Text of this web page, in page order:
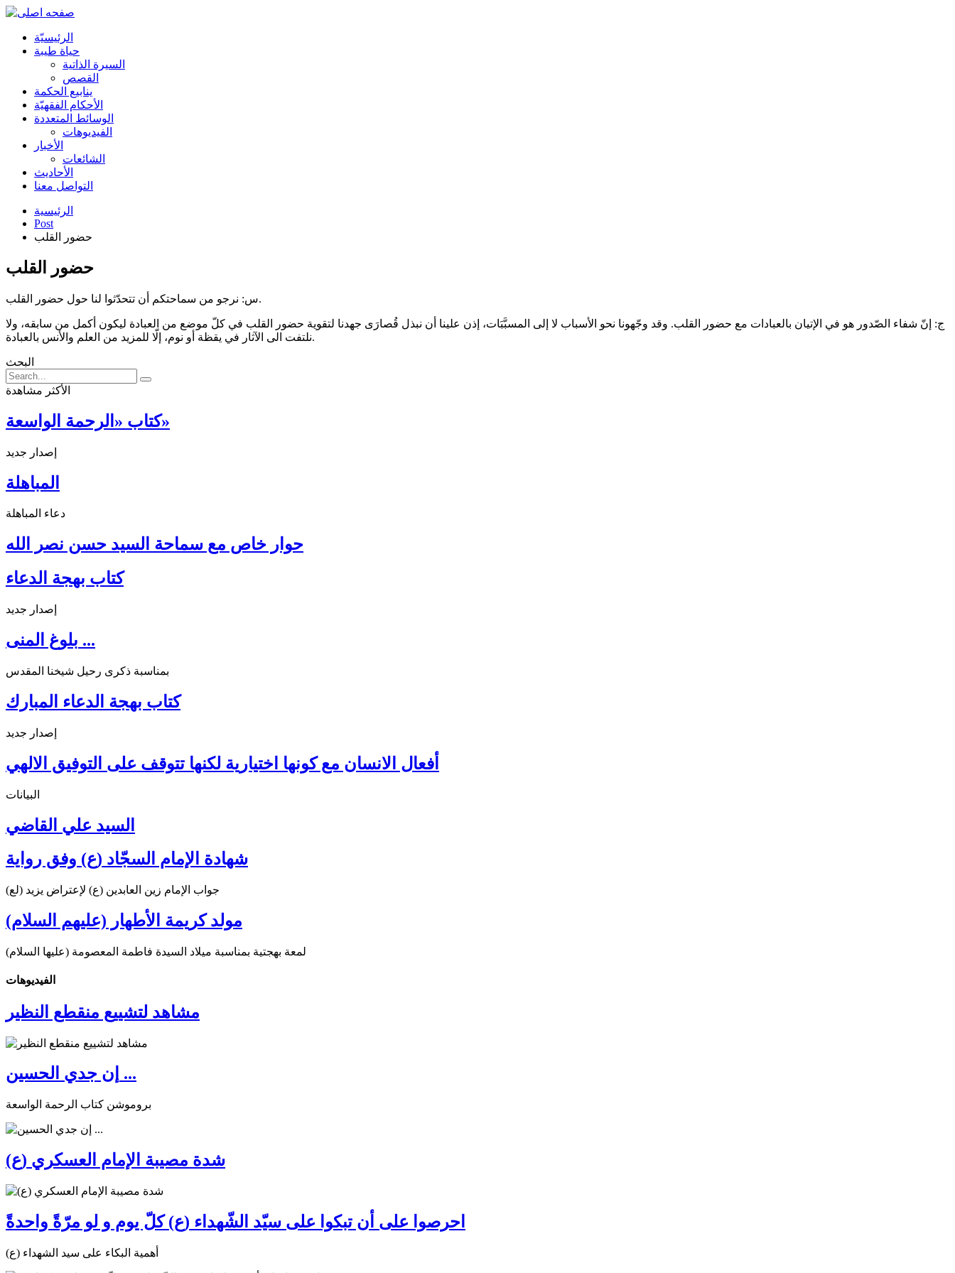
الرئیسیّة
حياة طيبة
السيرة الذاتية
القصص
ينابيع الحكمة
الأحکام الفقهیّة
الوسائط المتعددة
الفیدیوهات
الأخبار
الشائعات
الأحادیث
التواصل معنا
الرئيسية
Post
حضور القلب
حضور القلب
س: نرجو من سماحتكم أن تتحدّثوا لنا حول حضور القلب.
ج: إنّ شفاء الصّدور هو في الإتيان بالعبادات مع حضور القلب. وقد وجّهونا نحو الأسباب لا إلى المسبَّبَات، إذن علينا أن نبذل قُصارَى جهدنا لتقوية حضور القلب في كلّ موضع من العبادة ليكون أكمل من سابقه، ولا
نلتفت الى الآثار في يقظة أو نوم، إلّا للمزيد من العلم والأنس بالعبادة.
البحث
الأكثر مشاهدة
كتاب «الرحمة الواسعة»
إصدار جديد
المباهلة
دعاء المباهلة
حوار خاص مع سماحة السيد حسن نصر الله
كتاب بهجة الدعاء
إصدار جديد
بلوغ المنى ...
بمناسبة ذكرى رحيل شيخنا المقدس
كتاب بهجة الدعاء المبارك
إصدار جديد
أفعال الانسان مع كونها اختيارية لكنها تتوقف على التوفيق الالهي
البيانات
السيد علي القاضي
شهادة الإمام السجّاد (ع) وفق رواية
جواب الإمام زين العابدين (ع) لإعتراض يزيد (لع)
مولد كريمة الأطهار (عليهم السلام)
لمعة بهجتية بمناسبة ميلاد السيدة فاطمة المعصومة (عليها السلام)
الفیدیوهات
مشاهد لتشييع منقطع النظير
إن جدي الحسين ...
بروموشن كتاب الرحمة الواسعة
شدة مصيبة الإمام العسكري (ع)
احرصوا على أن تبكوا على سيّد الشّهداء (ع) كلّ يوم و لو مرّةً واحدةً
أهمية البكاء على سيد الشهداء (ع)